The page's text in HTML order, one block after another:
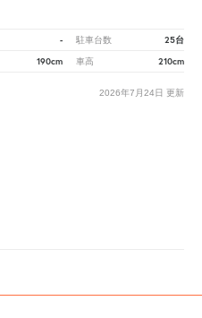
- 駐車台数 25台
190cm 車高 210cm
2026年7月24日 更新